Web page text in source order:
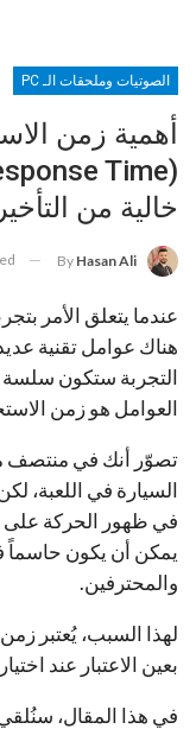
الصوتيات وملحقات الـ PC
أهمية زمن
خالية من التأخير
By Hasan Ali
عندما يتعلق الأمر
هناك عوامل تقنية
التجربة ستكون سلسة
العوامل هو زمن
تصوّر أنك في منتصف
السيارة في اللعبة،
في ظهور الحركة على
يمكن أن يكون حاسماً
والمحترفين.
لهذا السبب، يُعتبر
بعين الاعتبار عند
في هذا المقال،